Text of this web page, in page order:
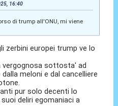
16:40
di trump all'ONU, mi viene
zerbini europei trump ve lo
vergognosa sottosta' ad
meloni e dal cancelliere
pur solo decenti lo
deliri egomaniaci a